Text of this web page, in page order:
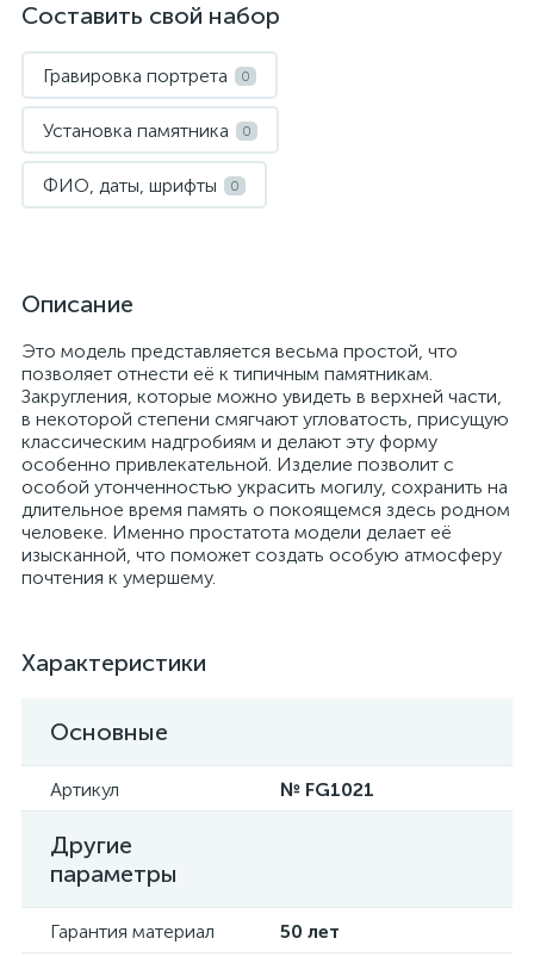
Составить свой набор
Гравировка портрета 0
Установка памятника 0
ФИО, даты, шрифты 0
Описание
Это модель представляется весьма простой, что
позволяет отнести её к типичным памятникам.
Закругления, которые можно увидеть в верхней части,
в некоторой степени смягчают угловатость, присущую
классическим надгробиям и делают эту форму
особенно привлекательной. Изделие позволит с
особой утонченностью украсить могилу, сохранить на
длительное время память о покоящемся здесь родном
человеке. Именно простатота модели делает её
изысканной, что поможет создать особую атмосферу
почтения к умершему.
Характеристики
Основные
Артикул № FG1021
Другие
параметры
Гарантия материал 50 лет